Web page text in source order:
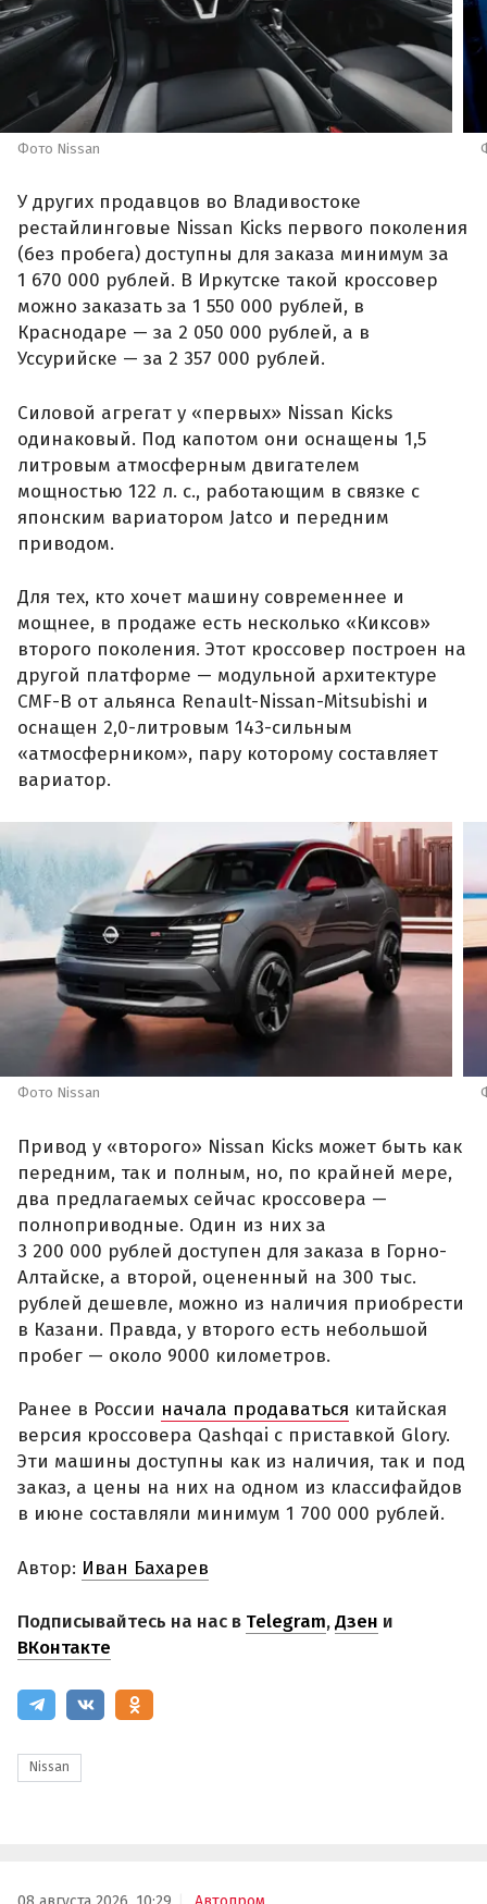
Фото Nissan
У других продавцов во Владивостоке
рестайлинговые Nissan Kicks первого поколения
(без пробега) доступны для заказа минимум за
1 670 000 рублей. В Иркутске такой кроссовер
можно заказать за 1 550 000 рублей, в
Краснодаре — за 2 050 000 рублей, а в
Уссурийске — за 2 357 000 рублей.
Силовой агрегат у «первых» Nissan Kicks
одинаковый. Под капотом они оснащены 1,5
литровым атмосферным двигателем
мощностью 122 л. с., работающим в связке с
японским вариатором Jatco и передним
приводом.
Для тех, кто хочет машину современнее и
мощнее, в продаже есть несколько «Киксов»
второго поколения. Этот кроссовер построен на
другой платформе — модульной архитектуре
CMF-B от альянса Renault-Nissan-Mitsubishi и
оснащен 2,0-литровым 143-сильным
«атмосферником», пару которому составляет
вариатор.
Фото Nissan
Привод у «второго» Nissan Kicks может быть как
передним, так и полным, но, по крайней мере,
два предлагаемых сейчас кроссовера —
полноприводные. Один из них за
3 200 000 рублей доступен для заказа в Горно-
Алтайске, а второй, оцененный на 300 тыс.
рублей дешевле, можно из наличия приобрести
в Казани. Правда, у второго есть небольшой
пробег — около 9000 километров.
Ранее в России начала продаваться китайская
версия кроссовера Qashqai с приставкой Glory.
Эти машины доступны как из наличия, так и под
заказ, а цены на них на одном из классифайдов
в июне составляли минимум 1 700 000 рублей.
Автор: Иван Бахарев
Подписывайтесь на нас в Telegram,Дзен и
ВКонтакте
Nissan